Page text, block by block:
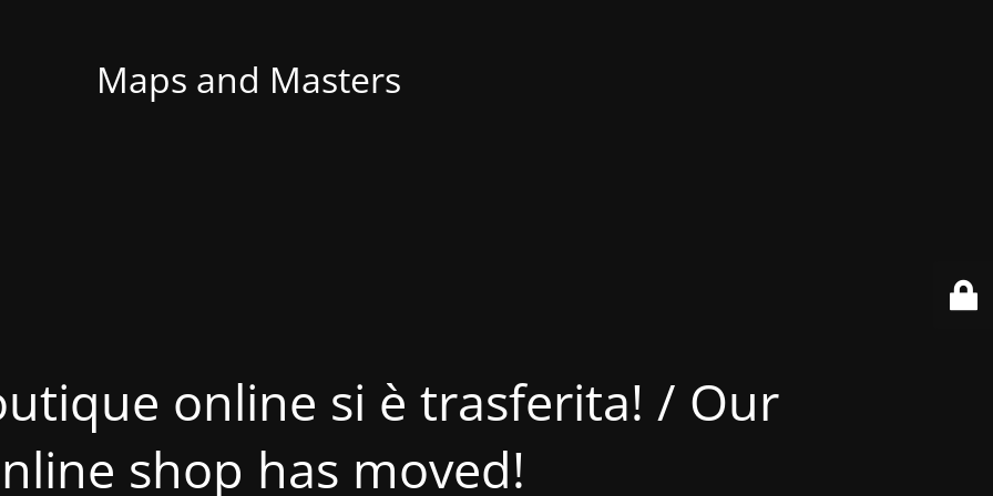
Maps and Masters
online si è trasferita! / Our
shop has moved!